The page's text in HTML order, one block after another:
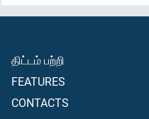
திட்டம் பற்றி
FEATURES
CONTACTS